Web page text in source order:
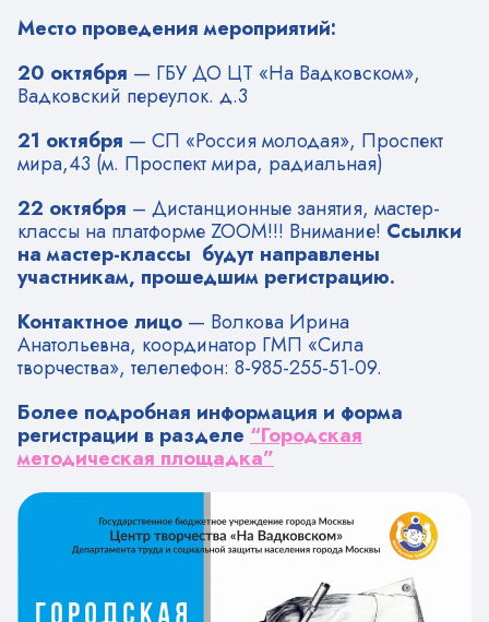
Место проведения мероприятий:
20 октября — ГБУ ДО ЦТ «На Вадковском»,
Вадковский переулок. д.3
21 октября — СП «Россия молодая», Проспект
мира,43 (м. Проспект мира, радиальная)
22 октября – Дистанционные занятия, мастер-
классы на платформе ZOOM!!! Внимание! Ссылки
на мастер-классы будут направлены
участникам, прошедшим регистрацию.
Контактное лицо — Волкова Ирина
Анатольевна, координатор ГМП «Сила
творчества», телелефон: 8-985-255-51-09.
Более подробная информация и форма
регистрации в разделе “Городская
методическая площадка”